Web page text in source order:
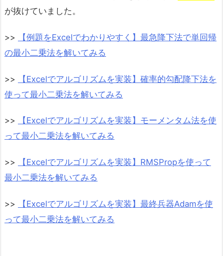
が抜けていました。
>>
【例題をExcelでわかりやすく】最急降下法で単回帰
の最小二乗法を解いてみる
>>
【Excelでアルゴリズムを実装】確率的勾配降下法を
使って最小二乗法を解いてみる
>>
【Excelでアルゴリズムを実装】モーメンタム法を使
って最小二乗法を解いてみる
>>
【Excelでアルゴリズムを実装】RMSPropを使って
最小二乗法を解いてみる
>>
【Excelでアルゴリズムを実装】最終兵器Adamを使
って最小二乗法を解いてみる